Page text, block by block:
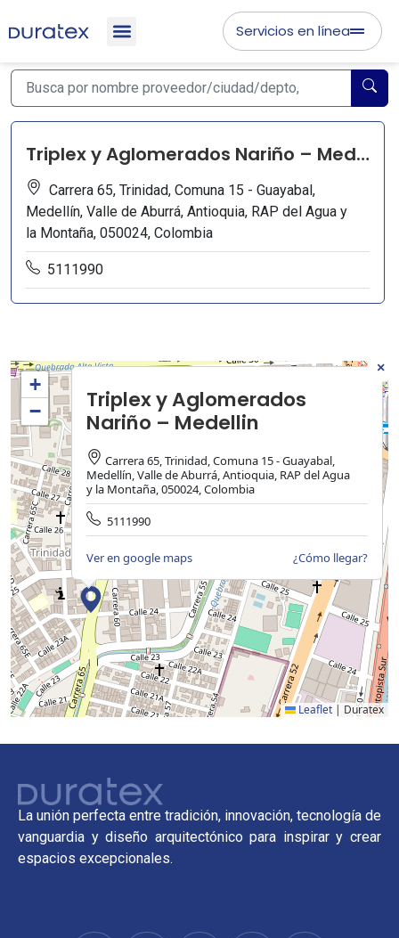
Servicios en línea
Triplex y Aglomerados
Nariño – Medellin
Carrera 65, Trinidad, Comuna 15 - Guayabal,
Medellín, Valle de Aburrá, Antioquia, RAP del Agua
y la Montaña, 050024, Colombia
5111990
Ver en google maps ¿Cómo llegar?
×
+
−
Leaflet | Duratex
Triplex y Aglomerados Nariño – Medellin
Carrera 65, Trinidad, Comuna 15 - Guayabal,
Medellín, Valle de Aburrá, Antioquia, RAP del Agua y
la Montaña, 050024, Colombia
5111990
La unión perfecta entre tradición, innovación, tecnología de
vanguardia y diseño arquitectónico para inspirar y crear
espacios excepcionales.